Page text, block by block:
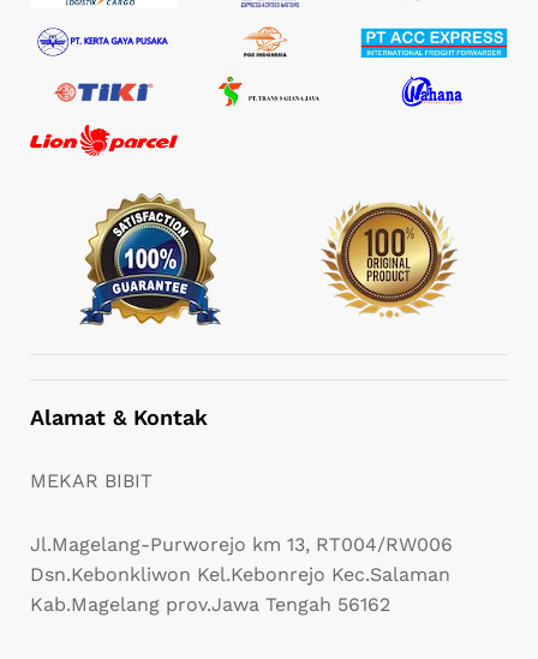
Alamat & Kontak
MEKAR BIBIT
Jl.Magelang-Purworejo km 13, RT004/RW006
Dsn.Kebonkliwon Kel.Kebonrejo Kec.Salaman
Kab.Magelang prov.Jawa Tengah 56162